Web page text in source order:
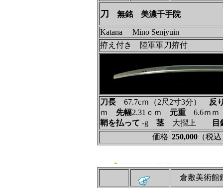
刀 無銘 美濃千手院
Katana Mino Senjyuin
拵え付き 陸軍軍刀拵付
刀長67.7cｍ（2尺2寸3分）
反
ｍ 先幅2.31ｃｍ 元重6.6ｍ
鞘を払って ‐g 茎大摺上
目
価格 250,000（税込
倉敷美術館